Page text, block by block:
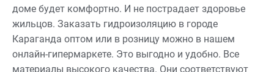
доме будет комфортно. И не пострадает здоровье
жильцов. Заказать гидроизоляцию в городе
Караганда оптом или в розницу можно в нашем
онлайн-гипермаркете. Это выгодно и удобно. Все
материалы высокого качества. Они соответствуют